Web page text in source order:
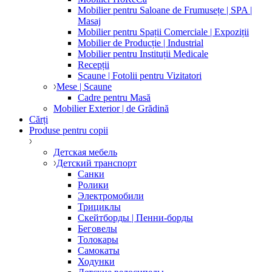
Mobilier pentru Saloane de Frumusețe | SPA |
Masaj
Mobilier pentru Spații Comerciale | Expoziții
Mobilier de Producție | Industrial
Mobilier pentru Instituții Medicale
Recepții
Scaune | Fotolii pentru Vizitatori
Mese | Scaune
Cadre pentru Masă
Mobilier Exterior | de Grădină
Cărți
Produse pentru copii
Детская мебель
Детский транспорт
Санки
Ролики
Электромобили
Трициклы
Скейтборды | Пенни-борды
Беговелы
Толокары
Самокаты
Ходунки